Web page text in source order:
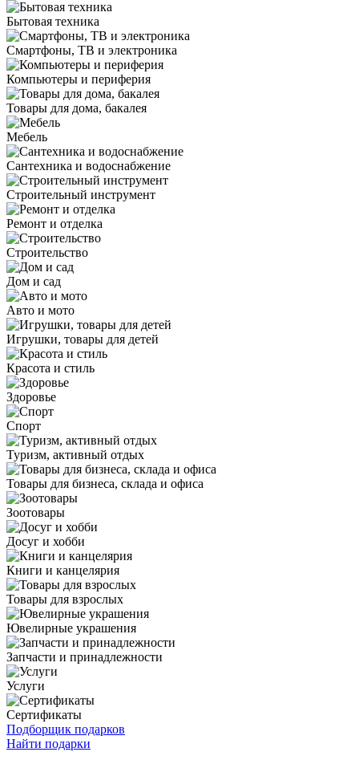
Бытовая техника
Смартфоны, ТВ и электроника
Компьютеры и периферия
Товары для дома, бакалея
Мебель
Сантехника и водоснабжение
Строительный инструмент
Ремонт и отделка
Строительство
Дом и сад
Авто и мото
Игрушки, товары для детей
Красота и стиль
Здоровье
Спорт
Туризм, активный отдых
Товары для бизнеса, склада и офиса
Зоотовары
Досуг и хобби
Книги и канцелярия
Товары для взрослых
Ювелирные украшения
Запчасти и принадлежности
Услуги
Сертификаты
Подборщик подарков
Найти подарки